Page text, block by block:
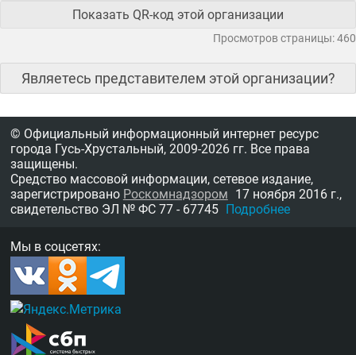
Показать QR-код этой организации
Просмотров страницы: 460
Являетесь представителем этой организации?
© Официальный информационный интернет ресурс
города Гусь-Хрустальный, 2009-2026 гг. Все права
защищены.
Средство массовой информации, сетевое издание,
зарегистрировано Роскомнадзором 17 ноября 2016 г.,
свидетельство ЭЛ № ФС 77 - 67745 Подробнее
Мы в соцсетях: